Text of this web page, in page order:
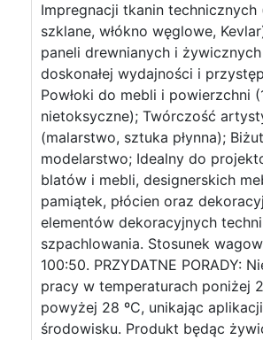
Impregnacji tkanin technicznych
szklane, włókno węglowe,
paneli drewnianych i
doskonałej wydajności i
Powłoki do mebli i powierzchni
nietoksyczne); Twórczość
(malarstwo, sztuka płynna);
modelarstwo; Idealny do
blatów i mebli, designerskich
pamiątek, płócien oraz
elementów dekoracyjnych
szpachlowania. Stosunek
100:50. PRZYDATNE PORADY:
pracy w temperaturach poniżej
powyżej 28 ºC, unikając
środowisku. Produkt będąc